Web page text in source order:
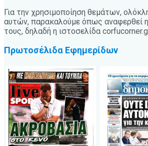
Για την χρησιμοποίηση θεμάτων,
αυτών, παρακαλούμε όπως αναφερθεί
τους, δηλαδή η ιστοσελίδα
Πρωτοσέλιδα Εφημερίδων